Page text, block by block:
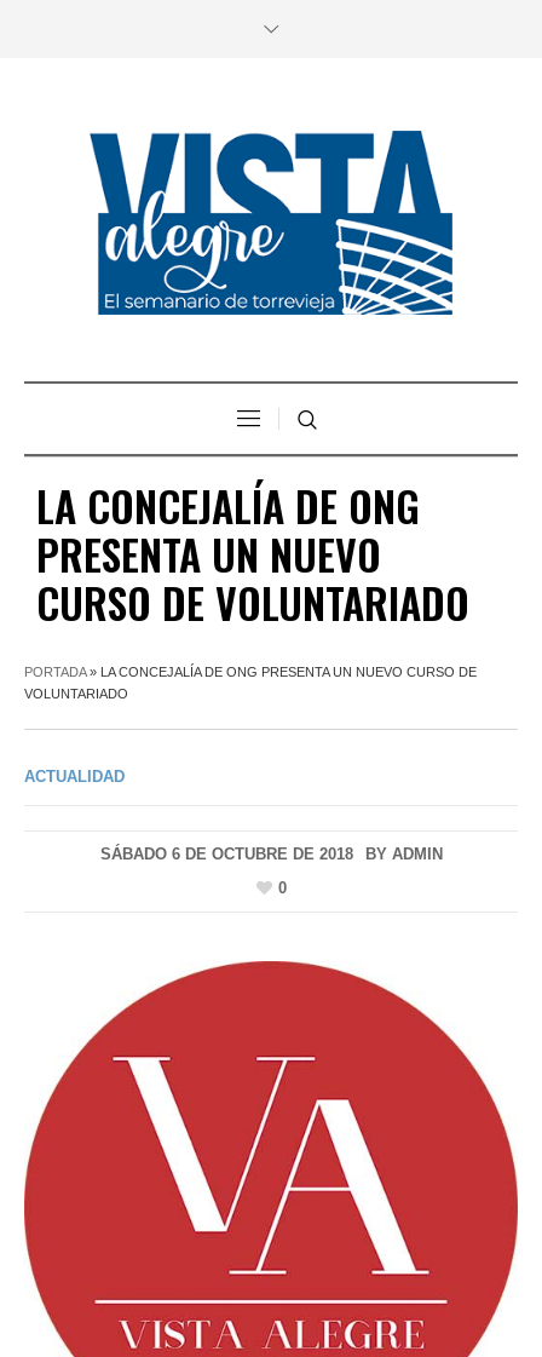
LA CONCEJALÍA DE ONG
PRESENTA UN NUEVO
CURSO DE VOLUNTARIADO
PORTADA» LA CONCEJALÍA DE ONG PRESENTA UN NUEVO CURSO DE
VOLUNTARIADO
ACTUALIDAD
SÁBADO 6 DE OCTUBRE DE 2018 BY ADMIN
0